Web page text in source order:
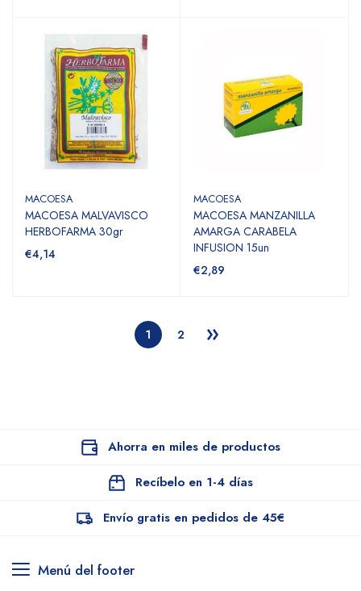
MACOESA
MACOESA MALVAVISCO
HERBOFARMA 30gr
€4,14
MACOESA
MACOESA MANZANILLA
AMARGA CARABELA
INFUSION 15un
€2,89
1 2
Ahorra en miles de productos
Recíbelo en 1-4 días
Envío gratis en pedidos de 45€
Menú del footer